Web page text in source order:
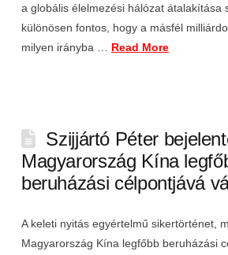
a globális élelmezési hálózat átalakítása
különösen fontos, hogy a másfél
milyen irányba … Read More
Szijjártó Péter
Magyarország Kína
beruházási célpontjává
A keleti nyitás egyértelmű sikertörténet,
Magyarország Kína legfőbb beruházási